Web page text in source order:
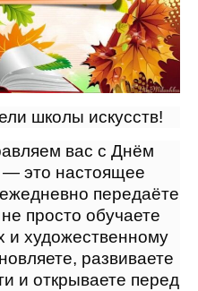
школы искусств!
вас с Днём
— это настоящее
передаёте
просто обучаете
и художественному
развиваете
и открываете перед